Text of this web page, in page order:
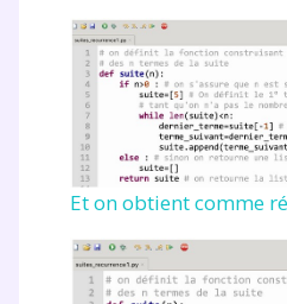
Et on obtient comme
la Terminale
Des profs
à la demande par
vidéo
TESTER